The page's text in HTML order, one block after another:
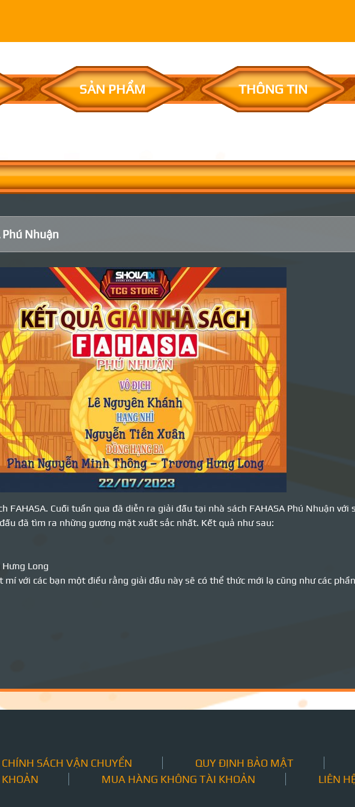
SẢN PHẨM THÔNG TIN
Phú Nhuận
Cuối tuần qua đã diễn ra giải đấu tại nhà sách FAHASA Phú Nhuận với
đã tìm ra những gương mặt xuất sắc nhất. Kết quả như sau:
Long
với các bạn một điều rằng giải đấu này sẽ có thể thức mới lạ cũng như các
CHÍNH SÁCH VẬN CHUYỂN QUY ĐỊNH BẢO MẬT
MUA HÀNG KHÔNG TÀI KHOẢN LIÊN